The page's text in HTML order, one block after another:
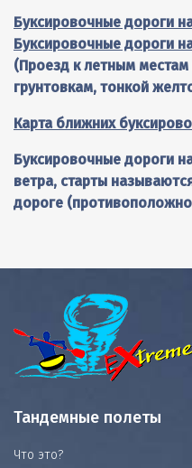
Буксировочные дороги
Буксировочные дороги
(Проезд к летным
грунтовкам, тонкой
Карта ближних
Буксировочные дороги
ветра, старты
дороге
Тандемные полеты
Что это?